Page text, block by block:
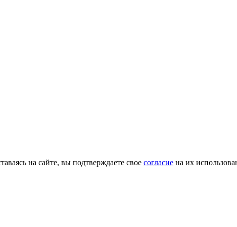
на сайте, вы подтверждаете свое согласие на их